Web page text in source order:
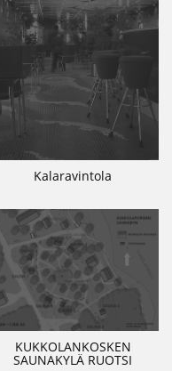
Kalaravintola
KUKKOLANKOSKEN
SAUNAKYLÄ RUOTSI